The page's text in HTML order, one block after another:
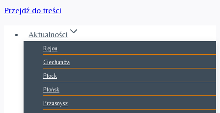
Przejdź do treści
Aktualności
Rejon
Ciechanów
Płock
Płońsk
Przasnysz